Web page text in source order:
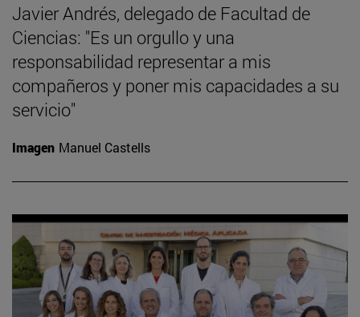
Javier Andrés, delegado de Facultad de
Ciencias: "Es un orgullo y una
responsabilidad representar a mis
compañeros y poner mis capacidades a su
servicio"
Imagen Manuel Castells